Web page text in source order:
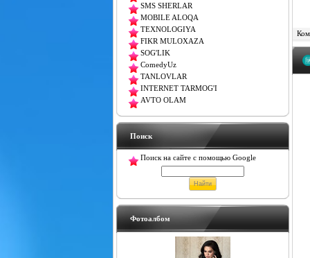
SMS SHERLAR
MOBILE ALOQA
TEXNOLOGIYA
FIKR MULOXAZA
SOG'LIK
ComedyUz
TANLOVLAR
INTERNET TARMOG'I
AVTO OLAM
Поиск
Поиск на сайте с помощью Google
Фотоалбом